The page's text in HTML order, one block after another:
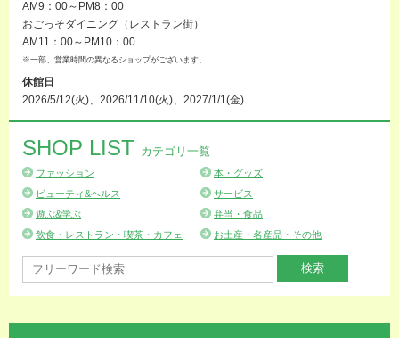
AM9：00～PM8：00
おごっそダイニング（レストラン街）
AM11：00～PM10：00
※一部、営業時間の異なるショップがございます。
休館日
2026/5/12(火)、2026/11/10(火)、2027/1/1(金)
SHOP LIST カテゴリ一覧
ファッション
本・グッズ
ビューティ&ヘルス
サービス
遊ぶ&学ぶ
弁当・食品
飲食・レストラン・喫茶・カフェ
お土産・名産品・その他